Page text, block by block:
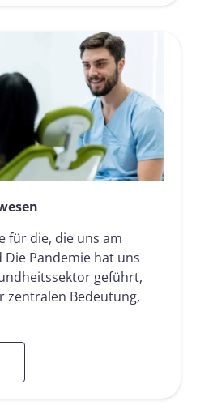
für die, die uns am
Die Pandemie hat uns
geführt,
zentralen Bedeutung,